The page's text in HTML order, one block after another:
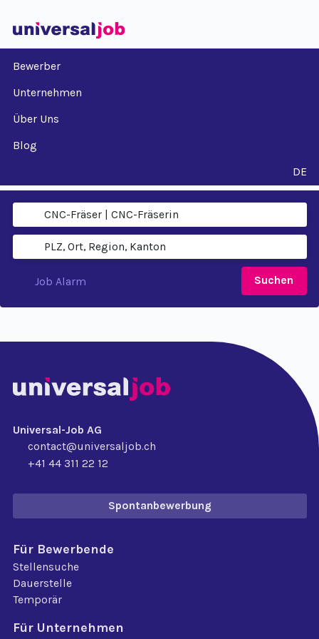
Bewerber
Unternehmen
Über Uns
Blog
DE
Suchen
Job Alarm
Universal-Job AG
contact@universaljob.ch
+41 44 311 22 12
Spontanbewerbung
Für Bewerbende
Stellensuche
Dauerstelle
Temporär
Für Unternehmen